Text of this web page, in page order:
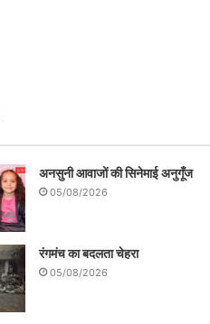
अनसुनी आवाजों की सिनेमाई अनुगूँज
05/08/2026
रंगमंच का बदलता चेहरा
05/08/2026